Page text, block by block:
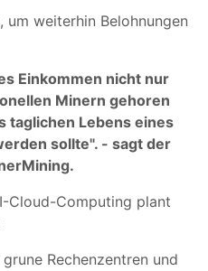
weiterhin Belohnungen
Einkommen nicht nur
Minern gehoren
taglichen Lebens eines
sollte". - sagt der
Cloud-Computing plant
Rechenzentren und